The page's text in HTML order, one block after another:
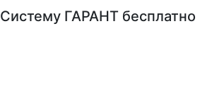
Систему ГАРАНТбесплатно